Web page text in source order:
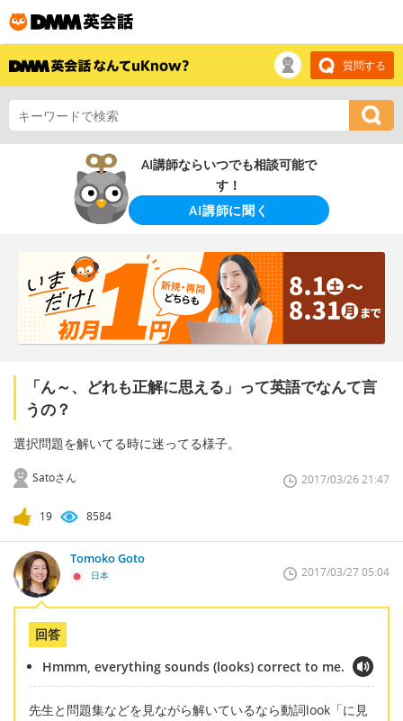
質問する
AI講師ならいつでも相談可能で
す！
AI講師に聞く
「ん～、どれも正解に思える」って英語でなんて言
うの？
選択問題を解いてる時に迷ってる様子。
Satoさん 2017/03/26 21:47
19 8584
Tomoko Goto
日本 2017/03/27 05:04
回答
Hmmm, everything sounds (looks) correct to me.
先生と問題集などを見ながら解いているなら動詞look「に見